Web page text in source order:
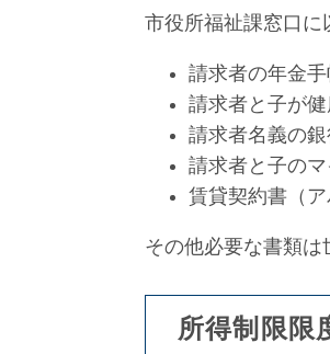
市役所福祉課窓口に
請求者の年金手
請求者と子が
請求者名義の
請求者と子の
賃貸契約書（ア
その他必要な書類は
所得制限限